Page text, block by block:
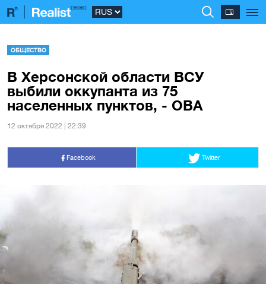
ОБЩЕСТВО
В Херсонской области ВСУ
выбили оккупанта из 75
населенных пунктов, - ОВА
12 октября 2022 | 22:39
Facebook Twitter